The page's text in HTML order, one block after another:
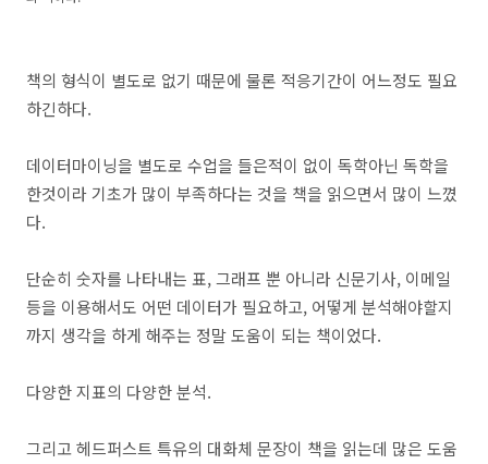
책의 형식이 별도로 없기 때문에 물론 적응기간이 어느정도 필요
하긴하다.
데이터마이닝을 별도로 수업을 들은적이 없이 독학아닌 독학을
한것이라 기초가 많이 부족하다는 것을 책을 읽으면서 많이 느꼈
다.
단순히 숫자를 나타내는 표, 그래프 뿐 아니라 신문기사, 이메일
등을 이용해서도 어떤 데이터가 필요하고, 어떻게 분석해야할지
까지 생각을 하게 해주는 정말 도움이 되는 책이었다.
다양한 지표의 다양한 분석.
그리고 헤드퍼스트 특유의 대화체 문장이 책을 읽는데 많은 도움